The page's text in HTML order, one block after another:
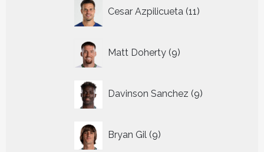
Cesar Azpilicueta 11
producten
Matt Doherty 9
producten
Davinson Sanchez 9
producten
Bryan Gil 9
producten